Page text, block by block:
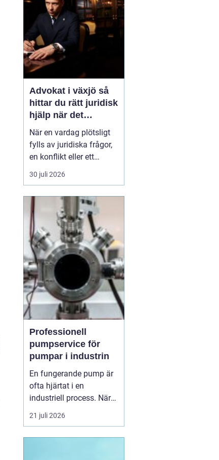
Advokat i växjö så
hittar du rätt juridisk
hjälp när det
verkligen gäller
När en vardag plötsligt
fylls av juridiska frågor,
en konflikt eller ett
myndighetsbeslut som
känns övermäktigt,
som både kan lagen och
förstår människan
bakom problemet. Att
anlitaen advokat ...
30 juli 2026
Professionell
pumpservice för
pumpar i industrin
En fungerande pump är
ofta hjärtat i en
industriell process. När
pumpen stannar, stannar
produktionen. Därför
21 juli 2026